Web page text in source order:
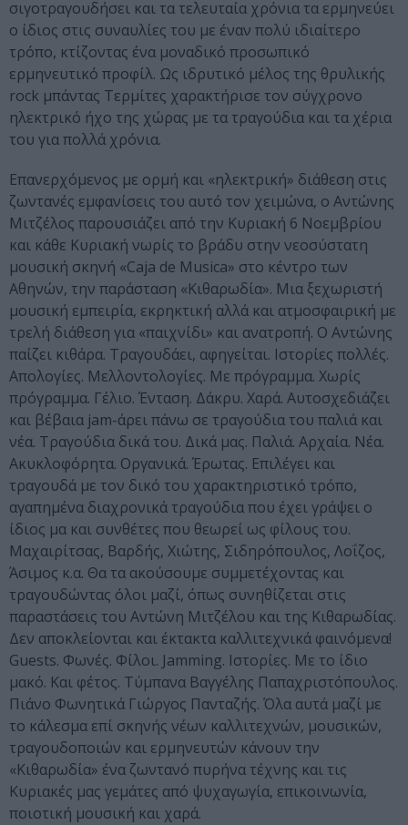
σιγοτραγουδήσει και τα τελευταία χρόνια τα ερμηνεύει
ο ίδιος στις συναυλίες του με έναν πολύ ιδιαίτερο
τρόπο, κτίζοντας ένα μοναδικό προσωπικό
ερμηνευτικό προφίλ. Ως ιδρυτικό μέλος της θρυλικής
rock μπάντας Τερμίτες χαρακτήρισε τον σύγχρονο
ηλεκτρικό ήχο της χώρας με τα τραγούδια και τα χέρια
του για πολλά χρόνια.
Επανερχόμενος με ορμή και «ηλεκτρική» διάθεση στις
ζωντανές εμφανίσεις του αυτό τον χειμώνα, ο Αντώνης
Μιτζέλος παρουσιάζει από την Κυριακή 6 Νοεμβρίου
και κάθε Κυριακή νωρίς το βράδυ στην νεοσύστατη
μουσική σκηνή «Caja de Musica» στο κέντρο των
Αθηνών, την παράσταση «Κιθαρωδία». Μια ξεχωριστή
μουσική εμπειρία, εκρηκτική αλλά και ατμοσφαιρική με
τρελή διάθεση για «παιχνίδι» και ανατροπή. Ο Αντώνης
παίζει κιθάρα. Τραγουδάει, αφηγείται. Ιστορίες πολλές.
Απολογίες. Μελλοντολογίες. Με πρόγραμμα. Χωρίς
πρόγραμμα. Γέλιο. Ένταση. Δάκρυ. Χαρά. Αυτοσχεδιάζει
και βέβαια jam-άρει πάνω σε τραγούδια του παλιά και
νέα. Τραγούδια δικά του. Δικά μας. Παλιά. Αρχαία. Νέα.
Ακυκλοφόρητα. Οργανικά. Έρωτας. Επιλέγει και
τραγουδά με τον δικό του χαρακτηριστικό τρόπο,
αγαπημένα διαχρονικά τραγούδια που έχει γράψει ο
ίδιος μα και συνθέτες που θεωρεί ως φίλους του.
Μαχαιρίτσας, Βαρδής, Χιώτης, Σιδηρόπουλος, Λοΐζος,
Άσιμος κ.α. Θα τα ακούσουμε συμμετέχοντας και
τραγουδώντας όλοι μαζί, όπως συνηθίζεται στις
παραστάσεις του Αντώνη Μιτζέλου και της Κιθαρωδίας.
Δεν αποκλείονται και έκτακτα καλλιτεχνικά φαινόμενα!
Guests. Φωνές. Φίλοι. Jamming. Ιστορίες. Με το ίδιο
μακό. Και φέτος. Τύμπανα Βαγγέλης Παπαχριστόπουλος.
Πιάνο Φωνητικά Γιώργος Πανταζής. Όλα αυτά μαζί με
το κάλεσμα επί σκηνής νέων καλλιτεχνών, μουσικών,
τραγουδοποιών και ερμηνευτών κάνουν την
«Κιθαρωδία» ένα ζωντανό πυρήνα τέχνης και τις
Κυριακές μας γεμάτες από ψυχαγωγία, επικοινωνία,
ποιοτική μουσική και χαρά.